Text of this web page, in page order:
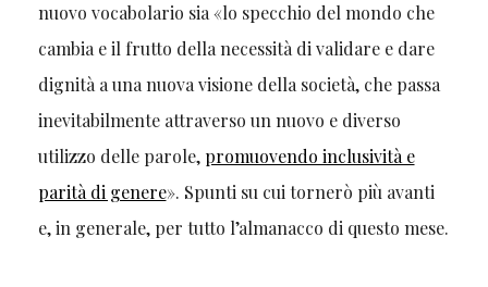
nuovo vocabolario sia «lo specchio del mondo che
cambia e il frutto della necessità di validare e dare
dignità a una nuova visione della società, che passa
inevitabilmente attraverso un nuovo e diverso
utilizzo delle parole, promuovendo inclusività e
parità di genere». Spunti su cui tornerò più avanti
e, in generale, per tutto l’almanacco di questo mese.